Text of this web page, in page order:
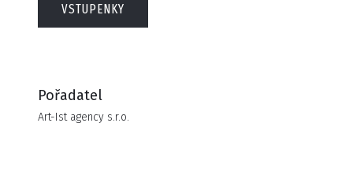
VSTUPENKY
Pořadatel
Art-Ist agency s.r.o.